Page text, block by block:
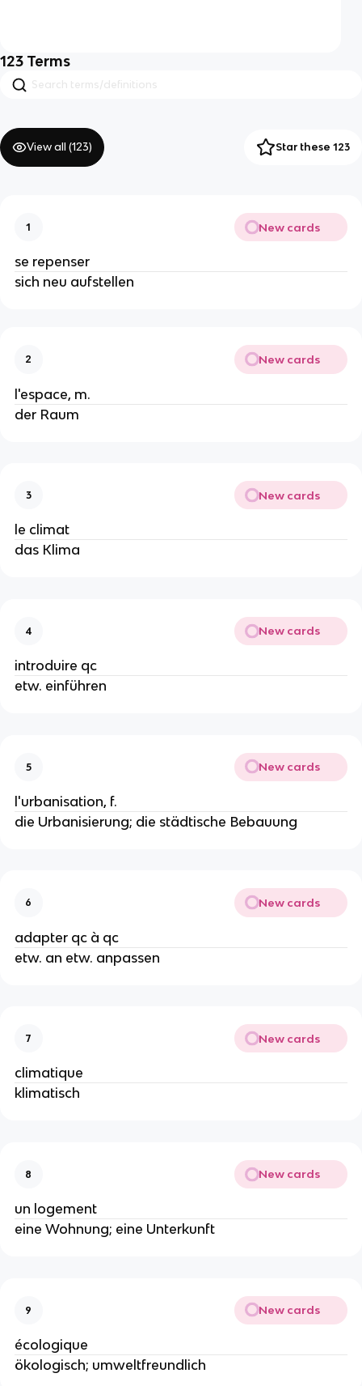
123 Terms
View all (123) Star these 123
1 New cards
se repenser
sich neu aufstellen
2 New cards
l'espace, m.
der Raum
3 New cards
le climat
das Klima
4 New cards
introduire qc
etw. einführen
5 New cards
l'urbanisation, f.
die Urbanisierung; die städtische Bebauung
6 New cards
adapter qc à qc
etw. an etw. anpassen
7 New cards
climatique
klimatisch
8 New cards
un logement
eine Wohnung; eine Unterkunft
9 New cards
écologique
ökologisch; umweltfreundlich